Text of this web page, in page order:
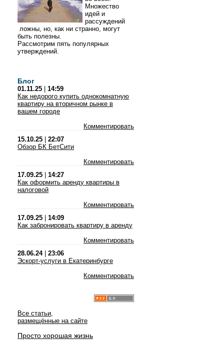
Множество
идей и
рассуждений
ложны, но, как ни странно, могут
быть полезны.
Рассмотрим пять популярных
утверждений.
Блог
01.11.25
14:59
Как недорого купить однокомнатную
квартиру на вторичном рынке в
вашем городе
Комментировать
15.10.25
22:07
Обзор БК БетСити
Комментировать
17.09.25
14:27
Как оформить аренду квартиры в
налоговой
Комментировать
17.09.25
14:09
Как забронировать квартиру в аренду
Комментировать
28.06.24| 23:06
Эскорт-услуги в Екатеринбурге
Комментировать
Все статьи,
размещённые на сайте
Просто хорошая жизнь